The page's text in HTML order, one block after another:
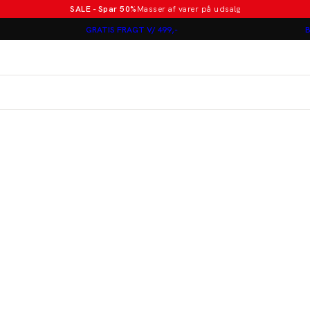
SALE - Spar 50%Masser af varer på udsalg
GRATIS FRAGT V/ 499,-Poloer i nye farver
Jakkesæt fra 1499 kr.
Lindbergh